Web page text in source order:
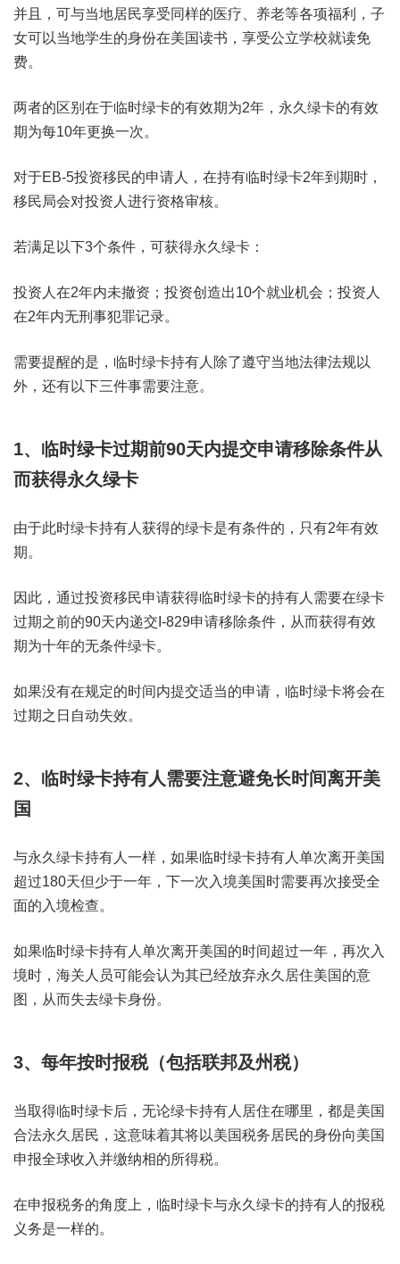
并且，可与当地居民享受同样的医疗、养老等各项福利，子
女可以当地学生的身份在美国读书，享受公立学校就读免
费。
两者的区别在于临时绿卡的有效期为2年，永久绿卡的有效
期为每10年更换一次。
对于EB-5投资移民的申请人，在持有临时绿卡2年到期时，
移民局会对投资人进行资格审核。
若满足以下3个条件，可获得永久绿卡：
投资人在2年内未撤资；投资创造出10个就业机会；投资人
在2年内无刑事犯罪记录。
需要提醒的是，临时绿卡持有人除了遵守当地法律法规以
外，还有以下三件事需要注意。
1、临时绿卡过期前90天内提交申请移除条件从
而获得永久绿卡
由于此时绿卡持有人获得的绿卡是有条件的，只有2年有效
期。
因此，通过投资移民申请获得临时绿卡的持有人需要在绿卡
过期之前的90天内递交I-829申请移除条件，从而获得有效
期为十年的无条件绿卡。
如果没有在规定的时间内提交适当的申请，临时绿卡将会在
过期之日自动失效。
2、临时绿卡持有人需要注意避免长时间离开美
国
与永久绿卡持有人一样，如果临时绿卡持有人单次离开美国
超过180天但少于一年，下一次入境美国时需要再次接受全
面的入境检查。
如果临时绿卡持有人单次离开美国的时间超过一年，再次入
境时，海关人员可能会认为其已经放弃永久居住美国的意
图，从而失去绿卡身份。
3、每年按时报税（包括联邦及州税）
当取得临时绿卡后，无论绿卡持有人居住在哪里，都是美国
合法永久居民，这意味着其将以美国税务居民的身份向美国
申报全球收入并缴纳相的所得税。
在申报税务的角度上，临时绿卡与永久绿卡的持有人的报税
义务是一样的。